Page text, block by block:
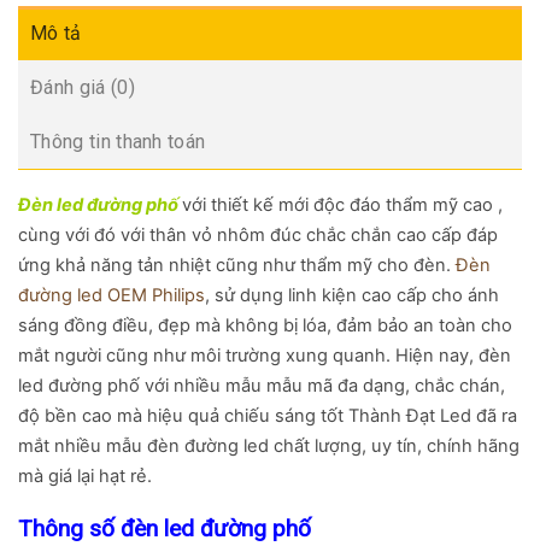
Mô tả
Đánh giá (0)
Thông tin thanh toán
Đèn led đường phốvới thiết kế mới độc đáo thẩm mỹ cao ,
cùng với đó với thân vỏ nhôm đúc chắc chắn cao cấp đáp
ứng khả năng tản nhiệt cũng như thẩm mỹ cho đèn.Đèn
đường led OEM Philips, sử dụng linh kiện cao cấp cho ánh
sáng đồng điều, đẹp mà không bị lóa, đảm bảo an toàn cho
mắt người cũng như môi trường xung quanh. Hiện nay, đèn
led đường phố với nhiều mẫu mẫu mã đa dạng, chắc chán,
độ bền cao mà hiệu quả chiếu sáng tốt Thành Đạt Led đã ra
mắt nhiều mẫu đèn đường led chất lượng, uy tín, chính hãng
mà giá lại hạt rẻ.
Thông số đèn led đường phố